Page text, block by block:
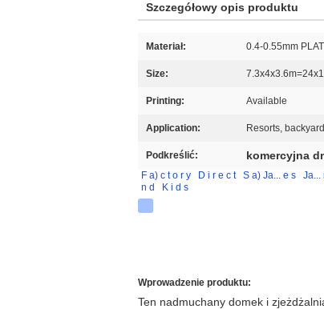
Szczegółowy opis produktu
Materiał: 0.4-0.55mm
Size:
Printing: Available
Application: Resorts,
Podkreślić: komercyjna
F a) c t o r y D i r e c t S a) Ja... e s Ja...
n d K i d s
Wprowadzenie produktu:
Ten nadmuchany domek i